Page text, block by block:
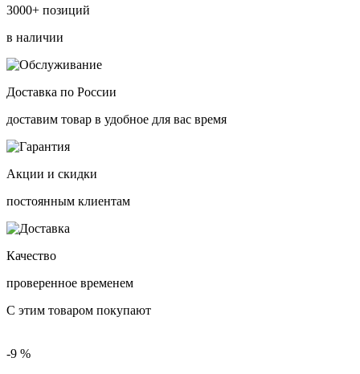
3000+ позиций
в наличии
Доставка по России
доставим товар в удобное для вас время
Акции и скидки
постоянным клиентам
Качество
проверенное временем
С этим товаром покупают
-9 %